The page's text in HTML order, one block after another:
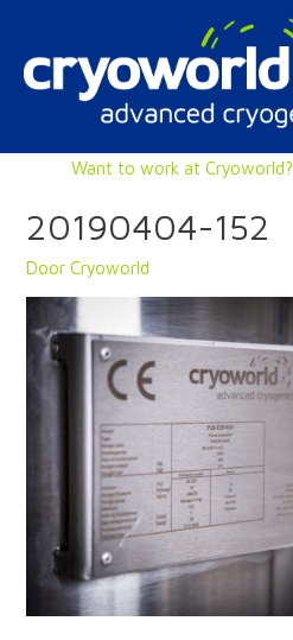
inhoud
Want to work at
20190404-152
DoorCryoworld